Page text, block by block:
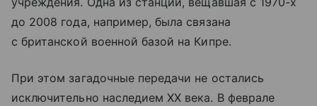
до 2008 года, например, была связана
с британской военной базой на Кипре.
При этом загадочные передачи не остались
исключительно наследием XX века. В феврале